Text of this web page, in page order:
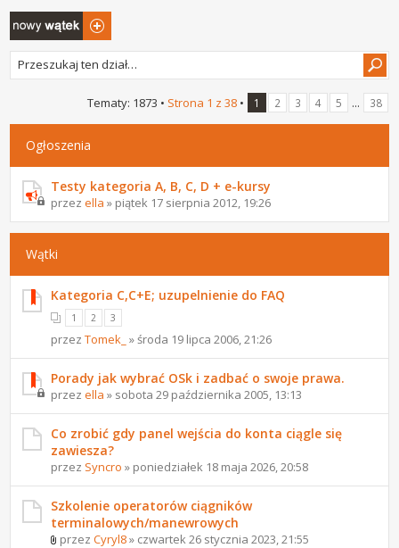
Napisz wątek
Tematy: 1873 • Strona 1 z 38• 1 2 3 4 5 ... 38
Ogłoszenia
Testy kategoria A, B, C, D + e-kursy
przezella » piątek 17 sierpnia 2012, 19:26
Wątki
Kategoria C,C+E; uzupelnienie do FAQ
1 2 3
przezTomek_ » środa 19 lipca 2006, 21:26
Porady jak wybrać OSk i zadbać o swoje prawa.
przezella » sobota 29 października 2005, 13:13
Co zrobić gdy panel wejścia do konta ciągle się
zawiesza?
przez Syncro » poniedziałek 18 maja 2026, 20:58
Szkolenie operatorów ciągników
terminalowych/manewrowych
przezCyryl8» czwartek 26 stycznia 2023, 21:55